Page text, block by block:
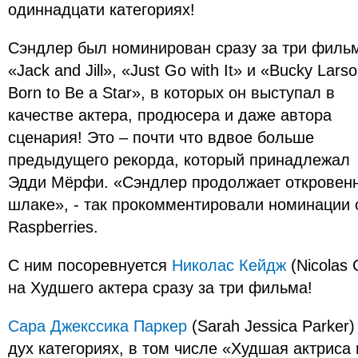
одиннадцати категориях!
Сэндлер был номинирован сразу за три
«Jack and Jill», «Just Go with It» и «Bucky
Born to Be a Star», в которых он выступал в
качестве актера, продюсера и даже автора
сценария! Это – почти что вдвое больше
предыдущего рекорда, который принадлежал
Эдди Мёрфи. «Сэндлер продолжает
шлаке», - так прокомментировали номинации
Raspberries.
С ним посоревнуется Николас Кейдж (Nicolas
на Худшего актера сразу за три фильма!
Сара Джекссика Паркер (Sarah Jessica
дух категориях, в том числе «Худшая актриса